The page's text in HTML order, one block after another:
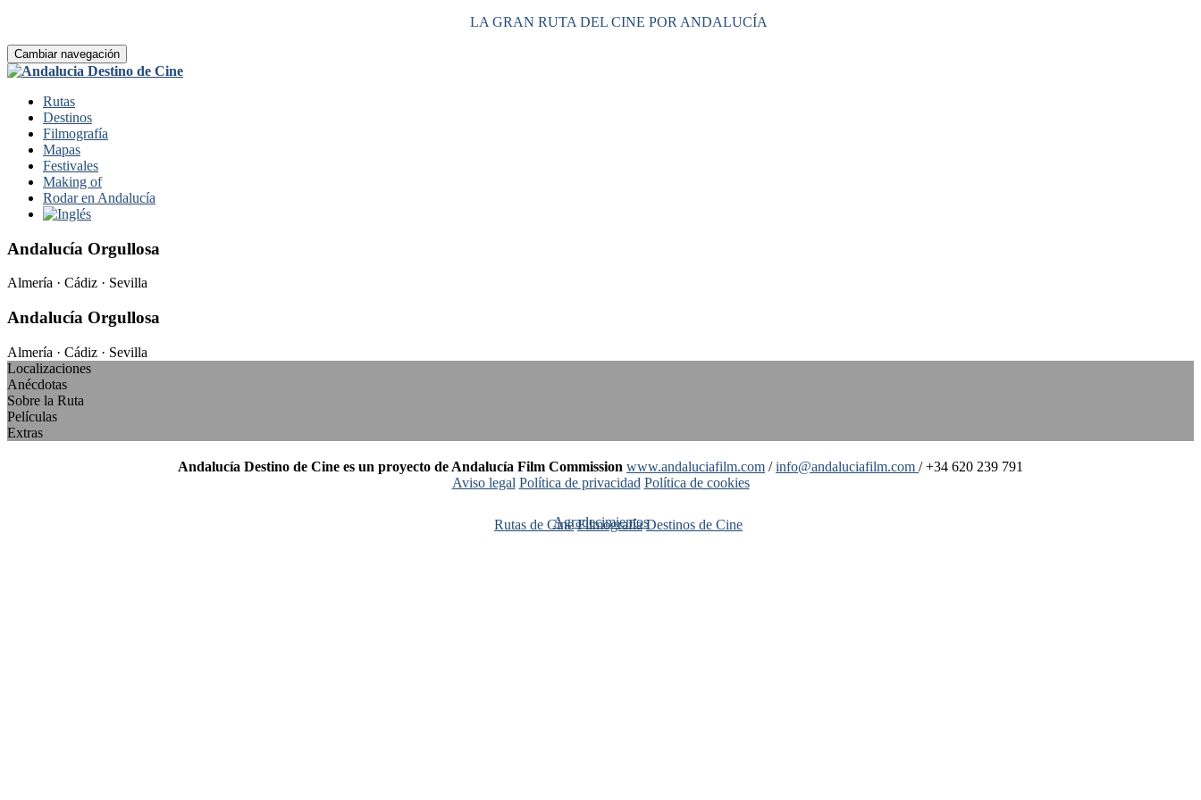
LA GRAN RUTA DEL CINE POR ANDALUCÍA
Cambiar navegación
Rutas
Destinos
Filmografía
Mapas
Festivales
Making of
Rodar en Andalucía
Andalucía Orgullosa
Almería · Cádiz · Sevilla
Andalucía Orgullosa
Almería · Cádiz · Sevilla
Localizaciones
Anécdotas
Sobre la Ruta
Películas
Extras
Andalucía Destino de Cine es un proyecto de Andalucía Film Commission www.andaluciafilm.com /info@andaluciafilm.com / +34 620 239 791
Aviso legal Política de privacidad Política de cookies
Agradecimientos
Rutas de Cine Filmografía Destinos de Cine